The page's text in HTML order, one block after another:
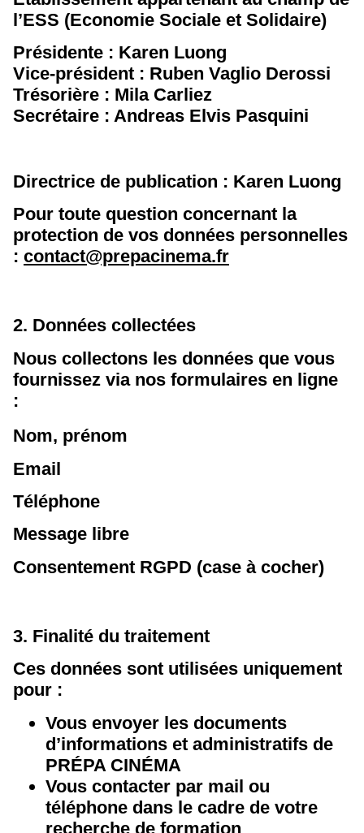
l’ESS (Economie Sociale et Solidaire)
Présidente : Karen Luong
Vice-président : Ruben Vaglio Derossi
Trésorière : Mila Carliez
Secrétaire : Andreas Elvis Pasquini
Directrice de publication : Karen Luong
Pour toute question concernant la
protection de vos données personnelles
: contact@prepacinema.fr
2. Données collectées
Nous collectons les données que vous
fournissez via nos formulaires en ligne
:
Nom, prénom
Email
Téléphone
Message libre
Consentement RGPD (case à cocher)
3. Finalité du traitement
Ces données sont utilisées uniquement
pour :
Vous envoyer les documents
d’informations et administratifs de
PRÉPA CINÉMA
Vous contacter par mail ou
téléphone dans le cadre de votre
recherche de formation